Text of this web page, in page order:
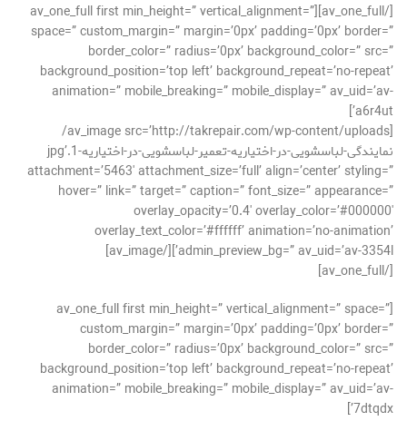
[/av_one_full][av_one_full first min_height=” vertical_alignment=”
space=” custom_margin=” margin=’0px’ padding=’0px’ border=”
border_color=” radius=’0px’ background_color=” src=”
background_position=’top left’ background_repeat=’no-repeat’
animation=” mobile_breaking=” mobile_display=” av_uid=’av-
a6r4ut’]
[av_image src=’http://takrepair.com/wp-content/uploads/
نمایندگی-لباسشویی-در-اختیاریه-تعمیر-لباسشویی-در-اختیاریه-1.jpg’
attachment=’5463′ attachment_size=’full’ align=’center’ styling=”
hover=” link=” target=” caption=” font_size=” appearance=”
overlay_opacity=’0.4′ overlay_color=’#000000′
overlay_text_color=’#ffffff’ animation=’no-animation’
admin_preview_bg=” av_uid=’av-3354l’][/av_image]
[/av_one_full]
[av_one_full first min_height=” vertical_alignment=” space=”
custom_margin=” margin=’0px’ padding=’0px’ border=”
border_color=” radius=’0px’ background_color=” src=”
background_position=’top left’ background_repeat=’no-repeat’
animation=” mobile_breaking=” mobile_display=” av_uid=’av-
7dtqdx’]